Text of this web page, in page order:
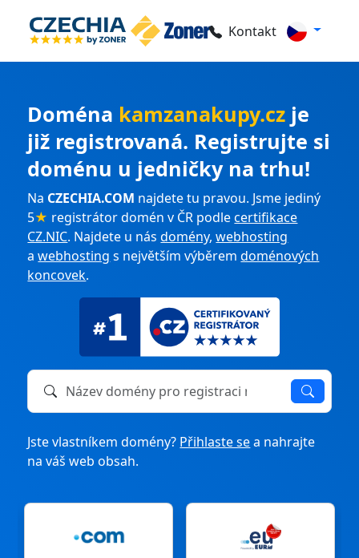
Kontakt
Doména kamzanakupy.cz je
již registrovaná. Registrujte si
doménu u jedničky na trhu!
Na CZECHIA.COM najdete tu pravou. Jsme jediný
5★ registrátor domén v ČR podlecertifikace
CZ.NIC. Najdete u násdomény,webhosting
awebhosting s největším výběremdoménových
koncovek.
Název domény k registraci nebo převodu
Jste vlastníkem domény? Přihlaste sea nahrajte
na váš web obsah.